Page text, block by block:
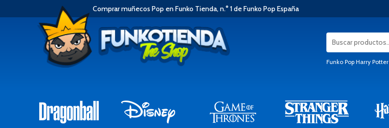
Comprar muñecos Pop en Funko Tienda, n.° 1 de Funko Pop España
Funko Pop Harry Potter